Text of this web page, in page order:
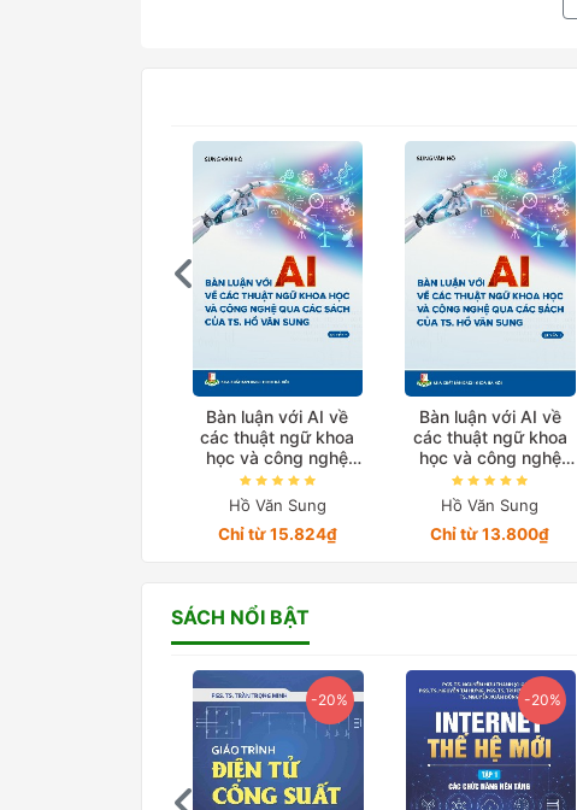
Bàn luận với AI về
các thuật ngữ khoa
học và công nghệ
qua các sách của
TS. Hồ Văn Sung
Hồ Văn Sung
Chỉ từ 15.824₫
Bàn luận với AI về
các thuật ngữ khoa
học và công nghệ
qua các sách của
TS. Hồ Văn Sung
Hồ Văn Sung
Chỉ từ 13.800₫
SÁCH NỔI BẬT
-20% -20%